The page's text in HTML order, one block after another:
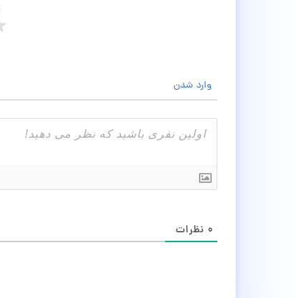
وارد شدن
۰ نظرات